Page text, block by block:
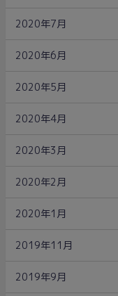
2020年7月
2020年6月
2020年5月
2020年4月
2020年3月
2020年2月
2020年1月
2019年11月
2019年9月